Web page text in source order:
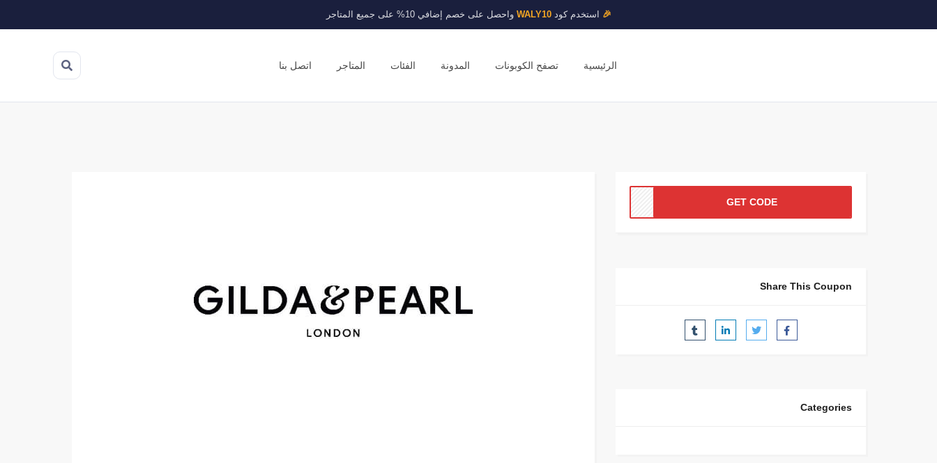
🎉 استخدم كودWALY10 واحصل على خصم إضافي 10% على جميع المتاجر
الرئيسية تصفح الكوبونات المدونة الفئات المتاجر اتصل بنا
GET CODE
Share This Coupon
Categories